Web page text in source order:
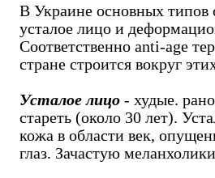
В Украине основных типов
усталое лицо и
Соответственно anti-age
стране строится вокруг
Усталое лицо - худые.
стареть (около 30 лет).
кожа в области век,
глаз. Зачастую